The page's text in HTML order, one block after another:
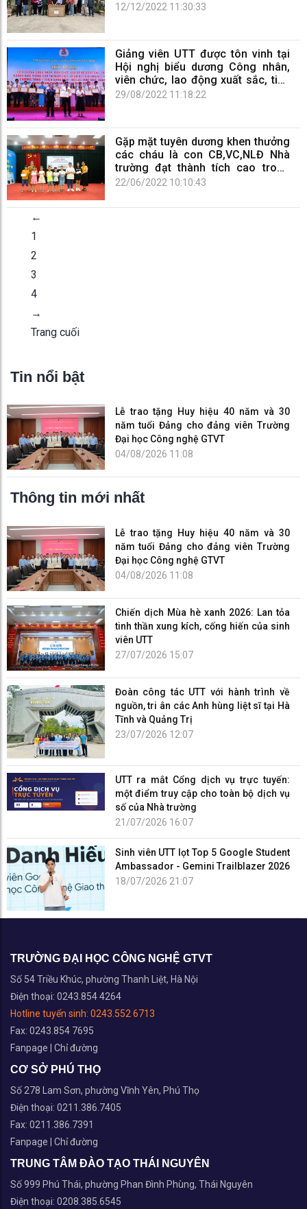
12/12/2022 11:30:33
Giảng viên UTT được tôn vinh tại
Hội nghị biểu dương Công nhân,
viên chức, lao động xuất sắc, tiêu
biểu Ngành GTVT năm 2021
29/08/2022 11:18:22
Gặp mặt tuyên dương khen thưởng
các cháu là con CB,VC,NLĐ Nhà
trường đạt thành tích cao trong
học tập năm học 2021-2022
22/06/2022 10:10:43
←
1
2
3
4
→
Trang cuối
Tin nổi bật
Lễ trao tặng Huy hiệu 40 năm và 30
năm tuổi Đảng cho đảng viên Trường
Đại học Công nghệ GTVT
04/08/2026 11:08
Thông tin mới nhất
Lễ trao tặng Huy hiệu 40 năm và 30
năm tuổi Đảng cho đảng viên Trường
Đại học Công nghệ GTVT
04/08/2026 11:08
Chiến dịch Mùa hè xanh 2026: Lan tỏa
tinh thần xung kích, cống hiến của sinh
viên UTT
27/07/2026 15:07
Đoàn công tác UTT với hành trình về
nguồn, tri ân các Anh hùng liệt sĩ tại Hà
Tĩnh và Quảng Trị
23/07/2026 12:07
UTT ra mắt Cổng dịch vụ trực tuyến:
một điểm truy cập cho toàn bộ dịch vụ
số của Nhà trường
21/07/2026 16:07
Sinh viên UTT lọt Top 5 Google Student
Ambassador - Gemini Trailblazer 2026
18/07/2026 21:07
TRƯỜNG ĐẠI HỌC CÔNG NGHỆ GTVT
Số 54 Triều Khúc, phường Thanh Liệt, Hà Nội
Điện thoại: 0243.854 4264
Hotline tuyển sinh: 0243.552 6713
Fax: 0243.854 7695
Fanpage
Chỉ đường
CƠ SỞ PHÚ THỌ
Số 278 Lam Sơn, phường Vĩnh Yên, Phú Thọ
Điện thoại: 0211.386.7405
Fax: 0211.386.7391
Fanpage
Chỉ đường
TRUNG TÂM ĐÀO TẠO THÁI NGUYÊN
Số 999 Phú Thái, phường Phan Đình Phùng, Thái Nguyên
Điện thoại: 0208.385.6545